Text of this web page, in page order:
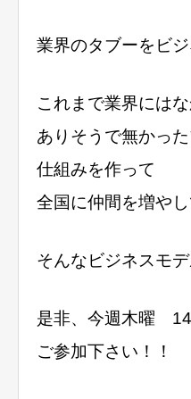
業界のタブーをビジ
これまで業界には
ありそうで無かっ
仕組みを作って
全国に仲間を増やし
そんなビジネスモ
是非、今週木曜
ご参加下さい！！